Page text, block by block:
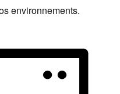
environnements.